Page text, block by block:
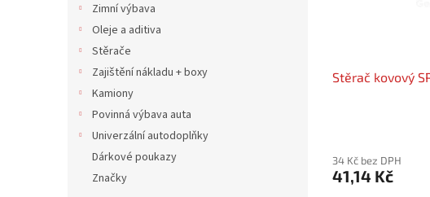
Zimní výbava
Oleje a aditiva
Stěrače
Zajištění nákladu + boxy
Kamiony
Povinná výbava auta
Univerzální autodoplňky
Dárkové poukazy
Značky
Stěrač kovový
34 Kč bez DPH
41,14 Kč